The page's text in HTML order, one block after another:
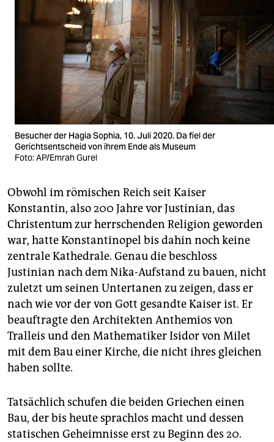
Besucher der Hagia Sophia, 10. Juli 2020. Da fiel der
Gerichtsentscheid von ihrem Ende als Museum
Foto: AP/Emrah Gurel
Obwohl im römischen Reich seit Kaiser
Konstantin, also 200 Jahre vor Justinian, das
Christentum zur herrschenden Religion geworden
war, hatte Konstantinopel bis dahin noch keine
zentrale Kathedrale. Genau die beschloss
Justinian nach dem Nika-Aufstand zu bauen, nicht
zuletzt um seinen Untertanen zu zeigen, dass er
nach wie vor der von Gott gesandte Kaiser ist. Er
beauftragte den Architekten Anthemios von
Tralleis und den Mathematiker Isidor von Milet
mit dem Bau einer Kirche, die nicht ihres gleichen
haben sollte.
Tatsächlich schufen die beiden Griechen einen
Bau, der bis heute sprachlos macht und dessen
statischen Geheimnisse erst zu Beginn des 20.